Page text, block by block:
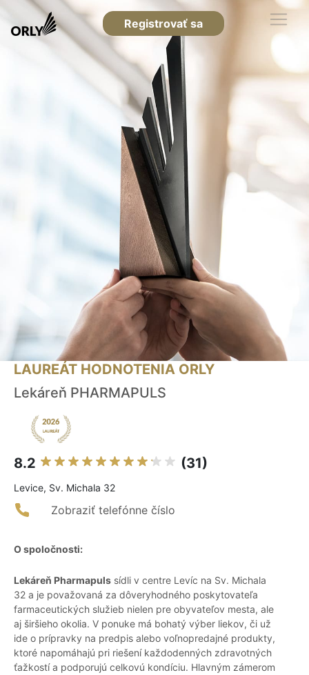
Registrovať sa
LAUREÁT HODNOTENIA ORLY
Lekáreň PHARMAPULS
8.2 (31)
Levice, Sv. Michala 32
Zobraziť telefónne číslo
O spoločnosti:
Lekáreň Pharmapuls sídli v centre Levíc na Sv. Michala
32 a je považovaná za dôveryhodného poskytovateľa
farmaceutických služieb nielen pre obyvateľov mesta, ale
aj širšieho okolia. V ponuke má bohatý výber liekov, či už
ide o prípravky na predpis alebo voľnopredajné produkty,
ktoré napomáhajú pri riešení každodenných zdravotných
ťažkostí a podporujú celkovú kondíciu. Hlavným zámerom